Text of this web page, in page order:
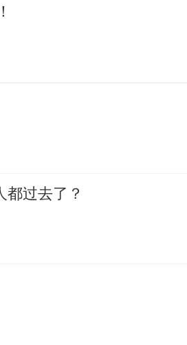
过去了？